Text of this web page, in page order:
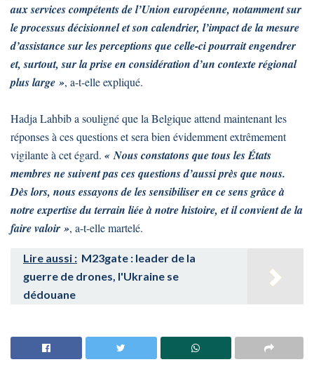
aux services compétents de l’Union européenne, notamment sur
le processus décisionnel et son calendrier, l’impact de la mesure
d’assistance sur les perceptions que celle-ci pourrait engendrer
et, surtout, sur la prise en considération d’un contexte régional
plus large », a-t-elle expliqué.
Hadja Lahbib a souligné que la Belgique attend maintenant les
réponses à ces questions et sera bien évidemment extrêmement
vigilante à cet égard. « Nous constatons que tous les États
membres ne suivent pas ces questions d’aussi près que nous.
Dès lors, nous essayons de les sensibiliser en ce sens grâce à
notre expertise du terrain liée à notre histoire, et il convient de la
faire valoir », a-t-elle martelé.
Lire aussi : M23gate : leader de la
guerre de drones, l'Ukraine se
dédouane